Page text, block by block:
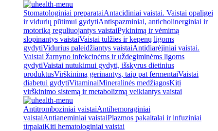
Stomatologiniai preparataiAntacidiniai vaistai. Vaistai opaligei
ir vidurių pūtimui gydytiAntispazminiai, anticholinerginiai ir
motoriką reguliuojantys vaistaiPykinimą ir vėmimą
slopinantys vaistaiVaistai tulžies ir kepenų ligoms
gydytiVidurius paleidžiantys vaistaiAntidiarėjiniai vaistai.
Vaistai žarnyno infekcinėms ir uždegiminėms ligoms
gydytiVaistai nutukimui gydyti, išskyrus dietinius
produktusVirškinimą gerinantys, taip pat fermentaiVaistai
diabetui gydytiVitaminaiMineralinės medžiagosKiti
virškinimo sistemą ir metabolizmą veikiantys vaistai
Antitromboziniai vaistaiAntihemoraginiai
vaistaiAntianeminiai vaistaiPlazmos pakaitalai ir infuziniai
tirpalaiKiti hematologiniai vaistai